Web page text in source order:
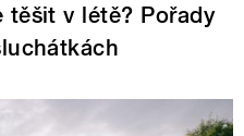
těšit v létě? Pořady